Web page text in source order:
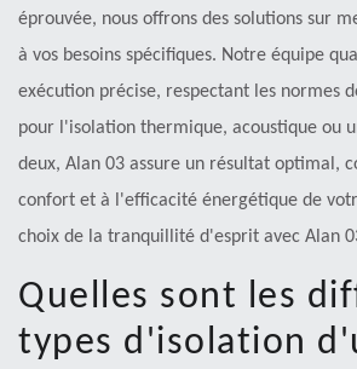
éprouvée, nous offrons des solutions sur
à vos besoins spécifiques. Notre équipe
exécution précise, respectant les normes
pour l'isolation thermique, acoustique ou
deux, Alan 03 assure un résultat optimal,
confort et à l'efficacité énergétique de
choix de la tranquillité d'esprit avec Alan
Quelles sont les
types d'isolation